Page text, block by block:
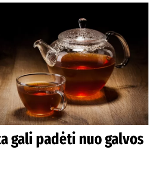
gali padėti nuo galvos